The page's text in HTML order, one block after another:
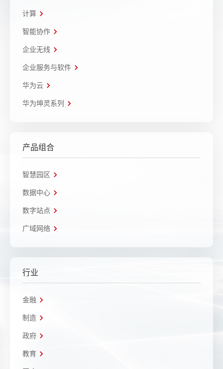
计算
智能协作
企业无线
企业服务与软件
华为云
华为坤灵系列
产品组合
智慧园区
数据中心
数字站点
广域网络
行业
金融
制造
政府
教育